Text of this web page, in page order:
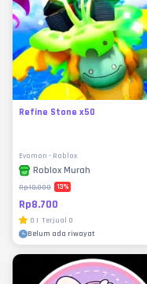
Refine Stone x50
Evomon - Roblox
Roblox Murah
Rp10.000 13%
Rp8.700
0 | Terjual 0
Belum ada riwayat